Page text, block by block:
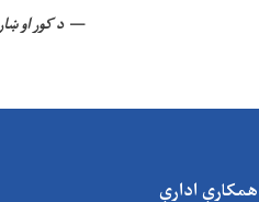
د کور او
همکارې ادارې